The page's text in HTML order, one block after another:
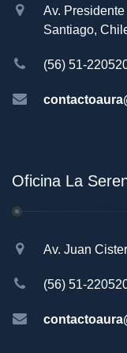
Av.
Santiago,
(56) 51-
Oficina La
Av. Juan
(56) 51-